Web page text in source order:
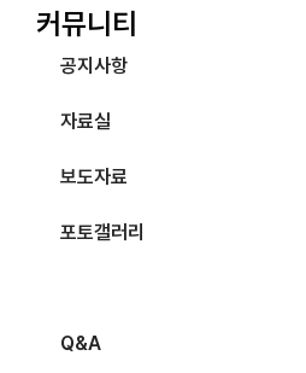
커뮤니티
공지사항
자료실
보도자료
포토갤러리
Q&A